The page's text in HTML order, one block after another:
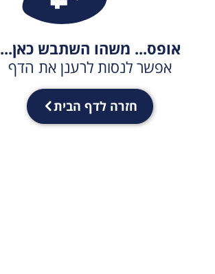
אופס... משהו השתבש כאן...
אפשר לנסות לרענן את הדף
חזרה לדף הבית